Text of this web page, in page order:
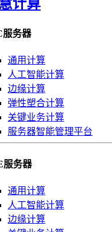
计算
服务器
通用计算
人工智能计算
边缘计算
弹性塑合计算
关键业务计算
服务器智能管理平台
服务器
通用计算
人工智能计算
边缘计算